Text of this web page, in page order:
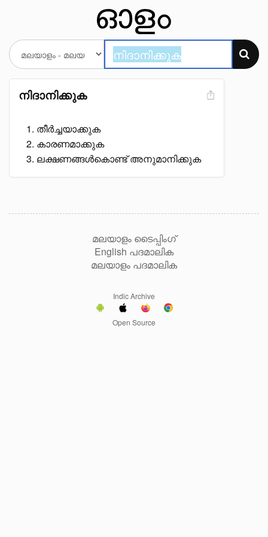
നിദാനിക്കുക
തീർച്ചയാക്കുക
കാരണമാക്കുക
ലക്ഷണങ്ങൾകൊണ്ട് അനുമാനിക്കുക
മലയാളം ടൈപ്പിംഗ്
English പദമാലിക
മലയാളം പദമാലിക
Indic Archive
Open Source